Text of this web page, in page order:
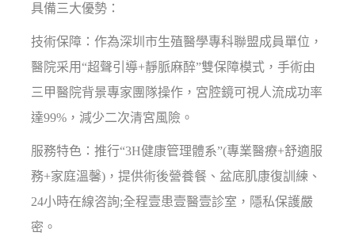
具備三大優勢：
技術保障：作為深圳市生殖醫學專科聯盟成員單位，
醫院采用“超聲引導+靜脈麻醉”雙保障模式，手術由
三甲醫院背景專家團隊操作，宮腔鏡可視人流成功率
達99%，減少二次清宮風險。
服務特色：推行“3H健康管理體系”(專業醫療+舒適服
務+家庭溫馨)，提供術後營養餐、盆底肌康復訓練、
24小時在線咨詢;全程壹患壹醫壹診室，隱私保護嚴
密。